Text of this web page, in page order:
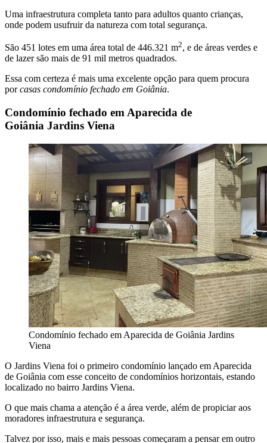
Uma infraestrutura completa tanto para adultos quanto crianças,
onde podem usufruir da natureza com total segurança.
São 451 lotes em uma área total de 446.321 m2, e de áreas verdes e
de lazer são mais de 91 mil metros quadrados.
Essa com certeza é mais uma excelente opção para quem procura
porcasas condomínio fechado em Goiânia.
Condomínio fechado em Aparecida de
Goiânia Jardins Viena
Condomínio fechado em Aparecida de Goiânia Jardins
Viena
O Jardins Viena foi o primeiro condomínio lançado em Aparecida
de Goiânia com esse conceito de condomínios horizontais, estando
localizado no bairro Jardins Viena.
O que mais chama a atenção é a área verde, além de propiciar aos
moradores infraestrutura e segurança.
Talvez por isso, mais e mais pessoas começaram a pensar em outro